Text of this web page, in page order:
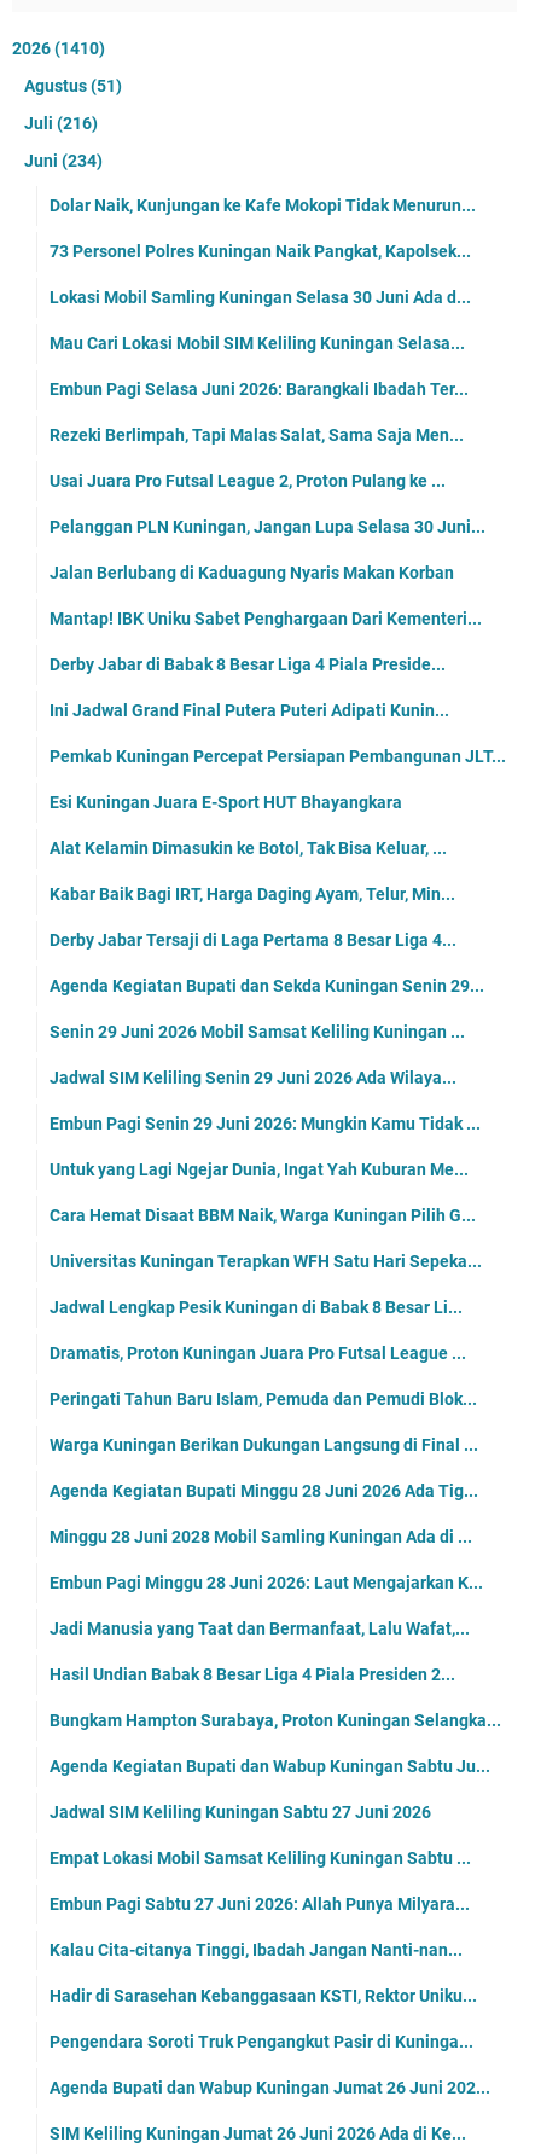
2026(1410)
Agustus(51)
Juli (216)
Juni (234)
Dolar Naik, Kunjungan ke Kafe Mokopi Tidak Menurun...
73 Personel Polres Kuningan Naik Pangkat, Kapolsek...
Lokasi Mobil Samling Kuningan Selasa 30 Juni Ada d...
Mau Cari Lokasi Mobil SIM Keliling Kuningan Selasa...
Embun Pagi Selasa Juni 2026: Barangkali Ibadah Ter...
Rezeki Berlimpah, Tapi Malas Salat, Sama Saja Men...
Usai Juara Pro Futsal League 2, Proton Pulang ke ...
Pelanggan PLN Kuningan, Jangan Lupa Selasa 30 Juni...
Jalan Berlubang di Kaduagung Nyaris Makan Korban
Mantap! IBK Uniku Sabet Penghargaan Dari Kementeri...
Derby Jabar di Babak 8 Besar Liga 4 Piala Preside...
Ini Jadwal Grand Final Putera Puteri Adipati Kunin...
Pemkab Kuningan Percepat Persiapan Pembangunan JLT...
Esi Kuningan Juara E-Sport HUT Bhayangkara
Alat Kelamin Dimasukin ke Botol, Tak Bisa Keluar, ...
Kabar Baik Bagi IRT, Harga Daging Ayam, Telur, Min...
Derby Jabar Tersaji di Laga Pertama 8 Besar Liga 4...
Agenda Kegiatan Bupati dan Sekda Kuningan Senin 29...
Senin 29 Juni 2026 Mobil Samsat Keliling Kuningan ...
Jadwal SIM Keliling Senin 29 Juni 2026 Ada Wilaya...
Embun Pagi Senin 29 Juni 2026: Mungkin Kamu Tidak ...
Untuk yang Lagi Ngejar Dunia, Ingat Yah Kuburan Me...
Cara Hemat Disaat BBM Naik, Warga Kuningan Pilih G...
Universitas Kuningan Terapkan WFH Satu Hari Sepeka...
Jadwal Lengkap Pesik Kuningan di Babak 8 Besar Li...
Dramatis, Proton Kuningan Juara Pro Futsal League ...
Peringati Tahun Baru Islam, Pemuda dan Pemudi Blok...
Warga Kuningan Berikan Dukungan Langsung di Final ...
Agenda Kegiatan Bupati Minggu 28 Juni 2026 Ada Tig...
Minggu 28 Juni 2028 Mobil Samling Kuningan Ada di ...
Embun Pagi Minggu 28 Juni 2026: Laut Mengajarkan K...
Jadi Manusia yang Taat dan Bermanfaat, Lalu Wafat,...
Hasil Undian Babak 8 Besar Liga 4 Piala Presiden 2...
Bungkam Hampton Surabaya, Proton Kuningan Selangka...
Agenda Kegiatan Bupati dan Wabup Kuningan Sabtu Ju...
Jadwal SIM Keliling Kuningan Sabtu 27 Juni 2026
Empat Lokasi Mobil Samsat Keliling Kuningan Sabtu ...
Embun Pagi Sabtu 27 Juni 2026: Allah Punya Milyara...
Kalau Cita-citanya Tinggi, Ibadah Jangan Nanti-nan...
Hadir di Sarasehan Kebanggasaan KSTI, Rektor Uniku...
Pengendara Soroti Truk Pengangkut Pasir di Kuninga...
Agenda Bupati dan Wabup Kuningan Jumat 26 Juni 202...
SIM Keliling Kuningan Jumat 26 Juni 2026 Ada di Ke...